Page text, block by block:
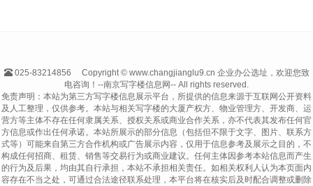
025-83214856
Copyright © www.changjianglu9.cn 企业办公选址，欢迎您致
电咨询！--南京写字楼信息网-- All rights reserved.
免责声明：本站为第三方写字楼信息展示平台，所提供的信息来源于互联网公开资料
及人工整理，仅供参考。本站与相关写字楼的大厦产权方、物业管理方、开发商、运
营方等主体不存在任何隶属关系、授权关系或商业合作关系，亦不代表其发布任何官
方信息或作出任何承诺。本站所展示的部分信息（包括但不限于文字、图片、联系方
式等）可能来自第三方合作机构或广告展示内容，仅用于信息参考及展示之目的，不
构成任何招商、租赁、销售等交易行为或商业建议。任何主体因参考本站信息而产生
的行为及后果，均由其自行承担，本站不承担相关责任。如相关权利人认为本页面内
容存在不当之处，可通过合法途径联系处理，本平台将在核实后及时配合调整或删除